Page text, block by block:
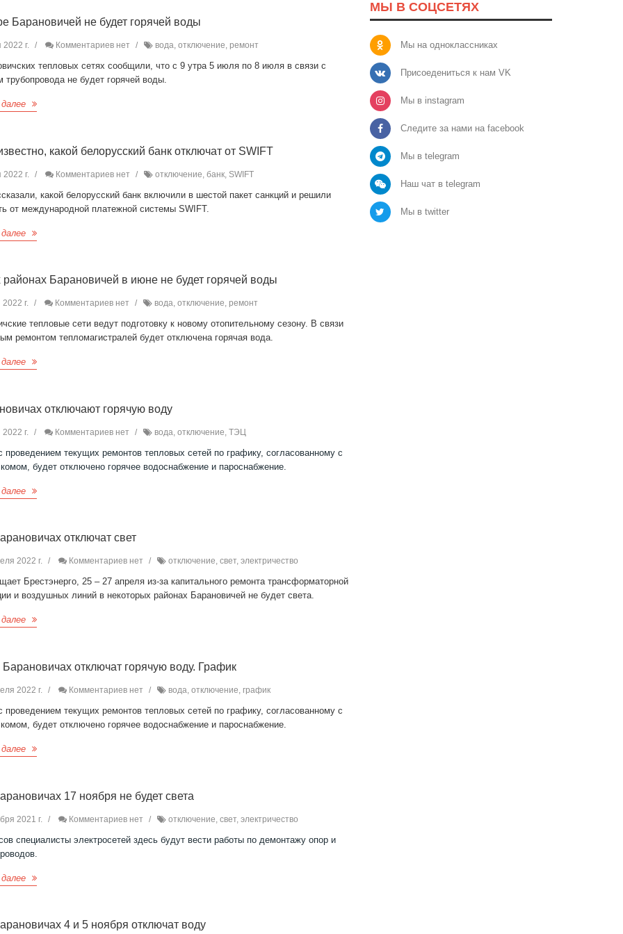
Барановичей не будет горячей воды
г. Комментариев нет вода, отключение, ремонт
тепловых сетях сообщили, что с 9 утра 5 июля по 8 июля в связи с
трубопровода не будет горячей воды.
какой белорусский банк отключат от SWIFT
г. Комментариев нет отключение, банк, SWIFT
какой белорусский банк включили в шестой пакет санкций и решили
от международной платежной системы SWIFT.
районах Барановичей в июне не будет горячей воды
г. Комментариев нет вода, отключение, ремонт
тепловые сети ведут подготовку к новому отопительному сезону. В связи
ремонтом тепломагистралей будет отключена горячая вода.
отключают горячую воду
г. Комментариев нет вода, отключение, ТЭЦ
проведением текущих ремонтов тепловых сетей по графику, согласованному с
будет отключено горячее водоснабжение и пароснабжение.
отключат свет
2022 г. Комментариев нет отключение, свет, электричество
Брестэнерго, 25 – 27 апреля из-за капитального ремонта трансформаторной
и воздушных линий в некоторых районах Барановичей не будет света.
Барановичах отключат горячую воду. График
2022 г. Комментариев нет вода, отключение, график
проведением текущих ремонтов тепловых сетей по графику, согласованному с
будет отключено горячее водоснабжение и пароснабжение.
17 ноября не будет света
2021 г. Комментариев нет отключение, свет, электричество
специалисты электросетей здесь будут вести работы по демонтажу опор и
4 и 5 ноября отключат воду
МЫ В СОЦСЕТЯХ
Мы на одноклассниках
Присоедениться к нам VK
Мы в instagram
Следите за нами на facebook
Мы в telegram
Наш чат в telegram
Мы в twitter